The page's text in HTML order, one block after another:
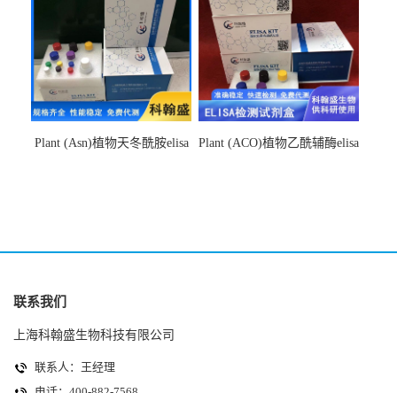
Plant (Asn)植物天冬酰胺elisa
Plant (ACO)植物乙酰辅酶elisa
联系我们
上海科翰盛生物科技有限公司
联系人：王经理